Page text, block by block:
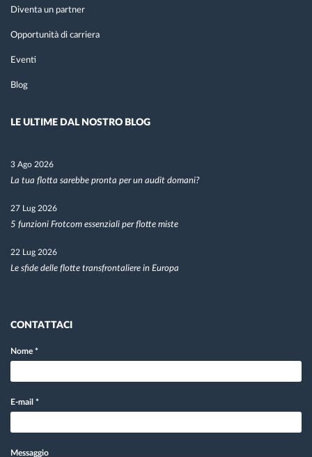
Diventa un partner
Opportunità di carriera
Eventi
Blog
LE ULTIME DAL NOSTRO BLOG
3 Ago 2026
La tua flotta sarebbe pronta per un audit domani?
27 Lug 2026
5 funzioni Frotcom essenziali per flotte miste
22 Lug 2026
Le sfide delle flotte transfrontaliere in Europa
CONTATTACI
Nome *
E-mail *
Messaggio